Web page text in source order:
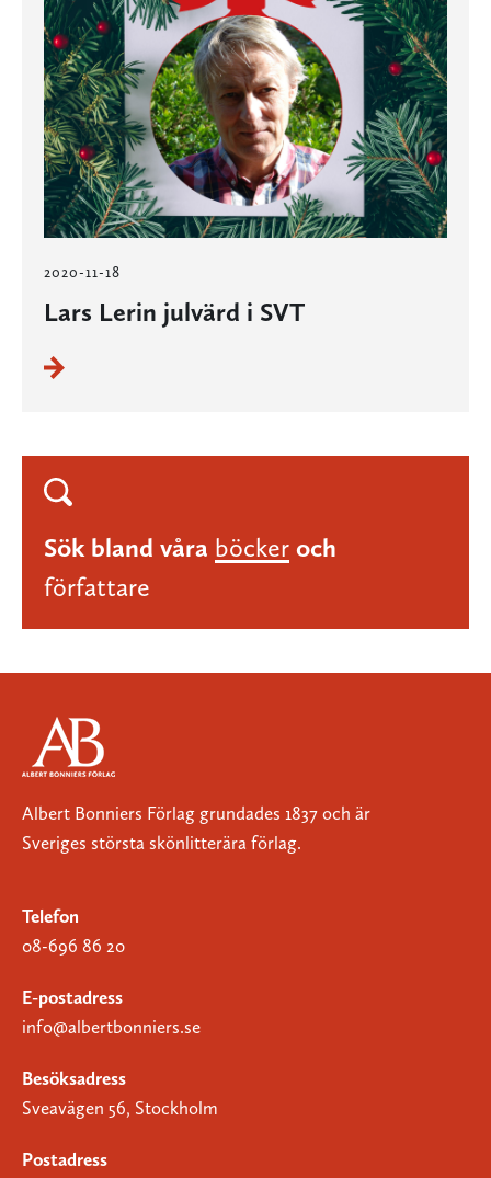
2020-11-18
Lars Lerin julvärd i SVT
Sök bland våra böcker och
författare
Albert Bonniers Förlag grundades 1837 och är
Sveriges största skönlitterära förlag.
Telefon
08-696 86 20
E-postadress
info@albertbonniers.se
Besöksadress
Sveavägen 56, Stockholm
Postadress